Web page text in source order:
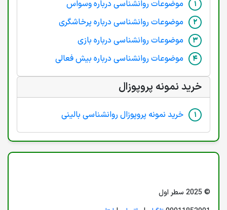
موضوعات روانشناسی درباره وسواس
موضوعات روانشناسی درباره پرخاشگری
موضوعات روانشناسی درباره بازی
موضوعات روانشناسی درباره بیش فعالی
خرید نمونه پروپوزال
خرید نمونه پروپوزال روانشناسی بالینی
© 2025 سطر اول